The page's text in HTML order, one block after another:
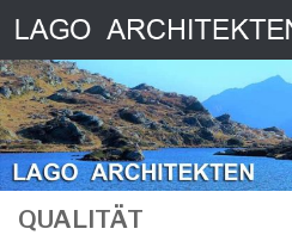
Skip to content
QUALITÄT